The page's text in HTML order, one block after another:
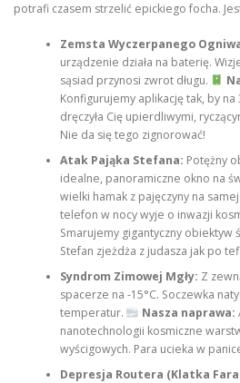
potrafi czasem strzelić epickiego focha.
Zemsta Wyczerpanego
urządzenie działa na baterię.
sąsiad przynosi zwrot długu.
Konfigurujemy aplikację tak, by
dręczyła Cię upierdliwymi,
Nie da się tego zignorować!
Atak Pająka Stefana: Potężny
idealne, panoramiczne okno na
wielki hamak z pajęczyny na
telefon w nocy wyje o inwazji
Smarujemy gigantyczny obiektyw
Stefan zjeżdża z judasza jak po
Syndrom Zimowej Mgły: Z
spacerze na -15°C. Soczewka
temperatur.
Nasza naprawa:
nanotechnologii kosmiczne
wyścigowych. Para ucieka w
Depresja Routera (Klatka